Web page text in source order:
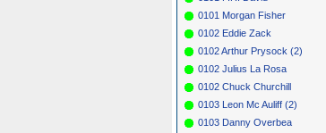
0101 Morgan Fisher
0102 Eddie Zack
0102 Arthur Prysock (2)
0102 Julius La Rosa
0102 Chuck Churchill
0103 Leon Mc Auliff (2)
0103 Danny Overbea